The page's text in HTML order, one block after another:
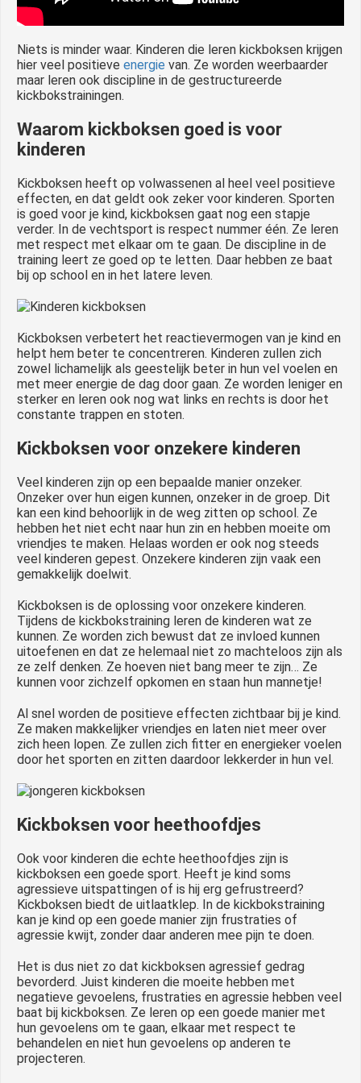
Niets is minder waar. Kinderen die leren kickboksen krijgen
hier veel positieve energie van. Ze worden weerbaarder
maar leren ook discipline in de gestructureerde
kickbokstrainingen.
Waarom kickboksen goed is voor
kinderen
Kickboksen heeft op volwassenen al heel veel positieve
effecten, en dat geldt ook zeker voor kinderen. Sporten
is goed voor je kind, kickboksen gaat nog een stapje
verder. In de vechtsport is respect nummer één. Ze leren
met respect met elkaar om te gaan. De discipline in de
training leert ze goed op te letten. Daar hebben ze baat
bij op school en in het latere leven.
Kickboksen verbetert het reactievermogen van je kind en
helpt hem beter te concentreren. Kinderen zullen zich
zowel lichamelijk als geestelijk beter in hun vel voelen en
met meer energie de dag door gaan. Ze worden leniger en
sterker en leren ook nog wat links en rechts is door het
constante trappen en stoten.
Kickboksen voor onzekere kinderen
Veel kinderen zijn op een bepaalde manier onzeker.
Onzeker over hun eigen kunnen, onzeker in de groep. Dit
kan een kind behoorlijk in de weg zitten op school. Ze
hebben het niet echt naar hun zin en hebben moeite om
vriendjes te maken. Helaas worden er ook nog steeds
veel kinderen gepest. Onzekere kinderen zijn vaak een
gemakkelijk doelwit.
Kickboksen is de oplossing voor onzekere kinderen.
Tijdens de kickbokstraining leren de kinderen wat ze
kunnen. Ze worden zich bewust dat ze invloed kunnen
uitoefenen en dat ze helemaal niet zo machteloos zijn als
ze zelf denken. Ze hoeven niet bang meer te zijn… Ze
kunnen voor zichzelf opkomen en staan hun mannetje!
Al snel worden de positieve effecten zichtbaar bij je kind.
Ze maken makkelijker vriendjes en laten niet meer over
zich heen lopen. Ze zullen zich fitter en energieker voelen
door het sporten en zitten daardoor lekkerder in hun vel.
Kickboksen voor heethoofdjes
Ook voor kinderen die echte heethoofdjes zijn is
kickboksen een goede sport. Heeft je kind soms
agressieve uitspattingen of is hij erg gefrustreerd?
Kickboksen biedt de uitlaatklep. In de kickbokstraining
kan je kind op een goede manier zijn frustraties of
agressie kwijt, zonder daar anderen mee pijn te doen.
Het is dus niet zo dat kickboksen agressief gedrag
bevorderd. Juist kinderen die moeite hebben met
negatieve gevoelens, frustraties en agressie hebben veel
baat bij kickboksen. Ze leren op een goede manier met
hun gevoelens om te gaan, elkaar met respect te
behandelen en niet hun gevoelens op anderen te
projecteren.